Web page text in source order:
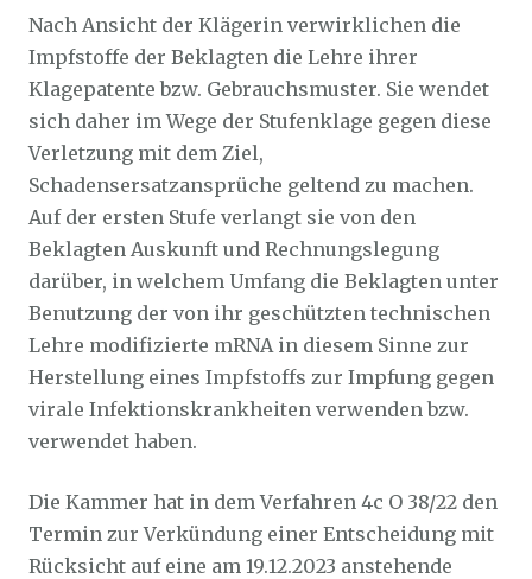
Nach Ansicht der Klägerin verwirklichen die
Impfstoffe der Beklagten die Lehre ihrer
Klagepatente bzw. Gebrauchsmuster. Sie wendet
sich daher im Wege der Stufenklage gegen diese
Verletzung mit dem Ziel,
Schadensersatzansprüche geltend zu machen.
Auf der ersten Stufe verlangt sie von den
Beklagten Auskunft und Rechnungslegung
darüber, in welchem Umfang die Beklagten unter
Benutzung der von ihr geschützten technischen
Lehre modifizierte mRNA in diesem Sinne zur
Herstellung eines Impfstoffs zur Impfung gegen
virale Infektionskrankheiten verwenden bzw.
verwendet haben.
Die Kammer hat in dem Verfahren 4c O 38/22 den
Termin zur Verkündung einer Entscheidung mit
Rücksicht auf eine am 19.12.2023 anstehende